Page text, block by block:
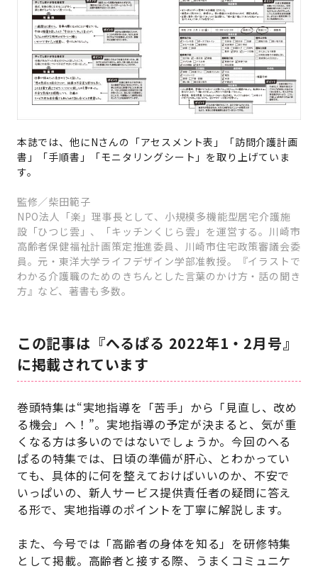
本誌では、他にNさんの「アセスメント表」「訪問介護計画
書」「手順書」「モニタリングシート」を取り上げていま
す。
監修／柴田範子
NPO法人「楽」理事長として、小規模多機能型居宅介護施
設「ひつじ雲」、「キッチンくじら雲」を運営する。川崎市
高齢者保健福祉計画策定推進委員、川崎市住宅政策審議会委
員。元・東洋大学ライフデザイン学部准教授。『イラストで
わかる介護職のためのきちんとした言葉のかけ方・話の聞き
方』など、著書も多数。
この記事は『へるぱる 2022年1・2月号』
に掲載されています
巻頭特集は“実地指導を「苦手」から「見直し、改め
る機会」へ！”。実地指導の予定が決まると、気が重
くなる方は多いのではないでしょうか。今回のへる
ぱるの特集では、日頃の準備が肝心、とわかってい
ても、具体的に何を整えておけばいいのか、不安で
いっぱいの、新人サービス提供責任者の疑問に答え
る形で、実地指導のポイントを丁寧に解説します。
また、今号では「高齢者の身体を知る」を研修特集
として掲載。高齢者と接する際、うまくコミュニケ